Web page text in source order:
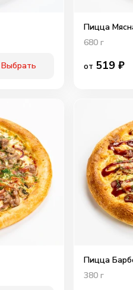
Выбрать
Пицца
680г
от 519 ₽
Пицца
380г